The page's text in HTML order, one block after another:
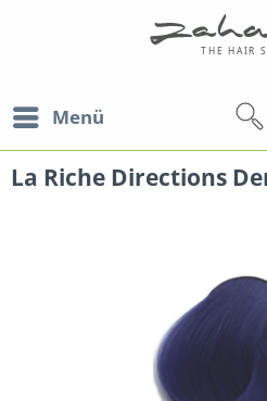
Menü
La Riche Directions